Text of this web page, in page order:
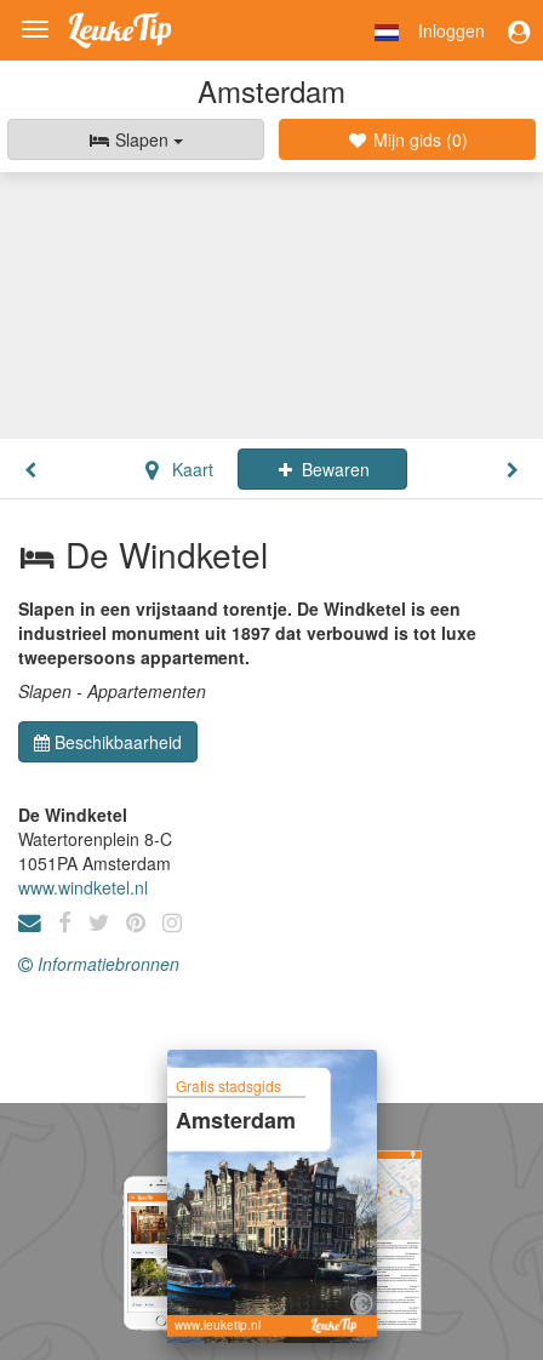
Toggle
navigation
Inloggen
Amsterdam
Slapen Mijn gids (0)
Kaart Bewaren
De Windketel
Slapen in een vrijstaand torentje. De Windketel is een
industrieel monument uit 1897 dat verbouwd is tot luxe
tweepersoons appartement.
Slapen - Appartementen
Beschikbaarheid
De Windketel
Watertorenplein 8-C
1051PA Amsterdam
www.windketel.nl
Informatiebronnen
Gratis stadsgids
Amsterdam
www.leuketip.nl